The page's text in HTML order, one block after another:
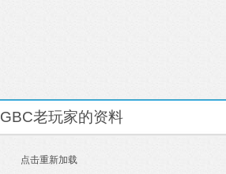
GBC老玩家的资料
点击重新加载